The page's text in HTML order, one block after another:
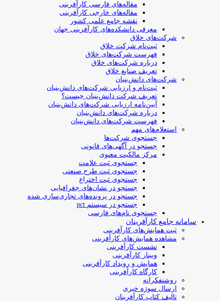
مقاله‌های فارسی کارآفرینی
مقاله‌های خارجی کارآفرینی
نقشه جامع علمی کشور
معرفی دانشکده‌های کارآفرینی جهان
شرکت‌های خلاق
ثبت‌نام شرکت خلاق
فهرست شرکت‌های خلاق
درباره شرکت‌های خلاق
تعریف صنایع خلاق
شرکت‌های دانش‌بنیان
ثبت‌نام و ارزیابی شرکت‌های دانش‌بنیان
تعریف شرکت دانش‌بنیان چیست؟
آیین‌نامه ارزیابی شرکت‌های دانش‌بنیان
درباره شرکت‌های دانش‌بنیان
فهرست شرکت‌های دانش‌بنیان
استعلام‌های مهم
جستجوی شرکت‌ها
جستجو در آگهی‌های قانونی
مرکز مالکیت معنوی
جستجوی ثبت علامت
جستجوی ثبت طرح صنعتی
جستجوی ثبت اختراع
جستجو در نشان‌های جغرافیایی
جستجو در پرونده‌های تجاری‌سازی شده
جستجو در سیستم pct
جستجوی نام‌های فارسی
سامانه جامع کارآفرینان
ثبت همایش‌های کارآفرینی
مشاهده همایش‌های کارآفرینی
نشست کارآفرینی
وبینار کارآفرینی
همایش و رویداد کارآفرینی
کارگاه کارآفرینی
روشنفکرانه
ارسال سوژه‌ خبری
تالیف کتاب کارآفرینان